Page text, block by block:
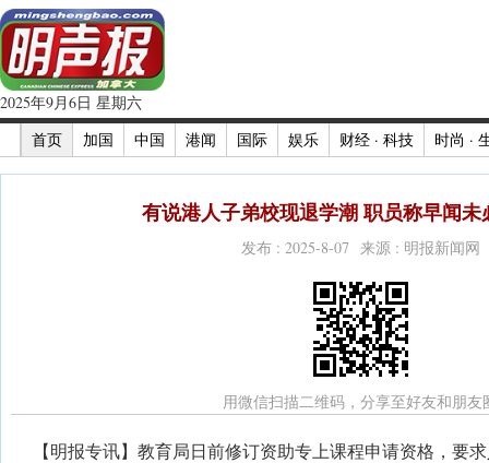
2025年9月6日 星期六
首页
加国 中国 港闻 国际 娱乐 财经 · 科技 时尚 ·
有说港人子弟校现退学潮 职员称早闻未
发布 : 2025-8-07 来源 : 明报新闻网
用微信扫描二维码，分享至好友和朋友
【明报专讯】教育局日前修订资助专上课程申请资格，要